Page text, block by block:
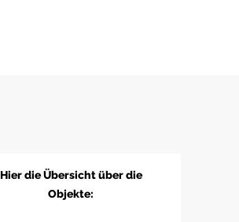
Hier die Übersicht über die
Objekte: